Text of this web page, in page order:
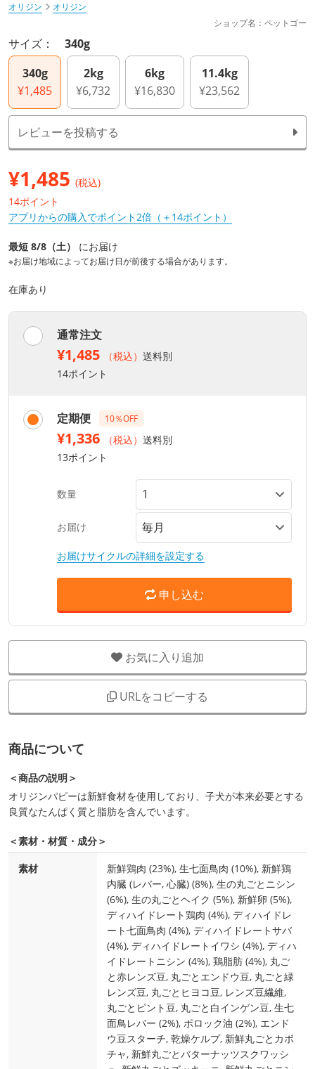
オリジン
オリジン
ショップ名：ペットゴー
サイズ： 340g
340g
¥1,485
2kg
¥6,732
6kg
¥16,830
11.4kg
¥23,562
レビューを投稿する
¥1,485 (税込)
14ポイント
アプリからの購入でポイント2倍（＋14ポイント）
最短 8/8（土） にお届け
※お届け地域によってお届け日が前後する場合があります。
在庫あり
通常注文
¥1,485 （税込） 送料別
14ポイント
定期便 10％OFF
¥1,336 （税込） 送料別
13ポイント
数量
お届け
お届けサイクルの詳細を設定する
申し込む
お気に入り追加
URLをコピーする
商品について
＜商品の説明＞
オリジンパピーは新鮮食材を使用しており、子犬が本来必要とする
良質なたんぱく質と脂肪を含んでいます。
＜素材・材質・成分＞
素材
新鮮鶏肉 (23%), 生七面鳥肉 (10%), 新鮮鶏
内臓 (レバー, 心臓) (8%), 生の丸ごとニシン
(6%), 生の丸ごとヘイク (5%), 新鮮卵 (5%),
ディハイドレート鶏肉 (4%), ディハイドレ
ート七面鳥肉 (4%), ディハイドレートサバ
(4%), ディハイドレートイワシ (4%), ディハ
イドレートニシン (4%), 鶏脂肪 (4%), 丸ご
と赤レンズ豆, 丸ごとエンドウ豆, 丸ごと緑
レンズ豆, 丸ごとヒヨコ豆, レンズ豆繊維,
丸ごとピント豆, 丸ごと白インゲン豆, 生七
面鳥レバー (2%), ポロック油 (2%), エンド
ウ豆スターチ, 乾燥ケルプ, 新鮮丸ごとカボ
チャ, 新鮮丸ごとバターナッツスクワッシ